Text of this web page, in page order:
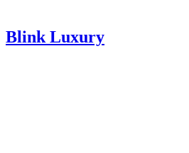
Blink Luxury